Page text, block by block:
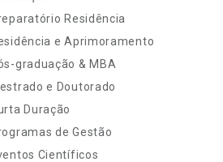
Residência
e Aprimoramento
graduação & MBA
e Doutorado
Duração
de Gestão
Científicos